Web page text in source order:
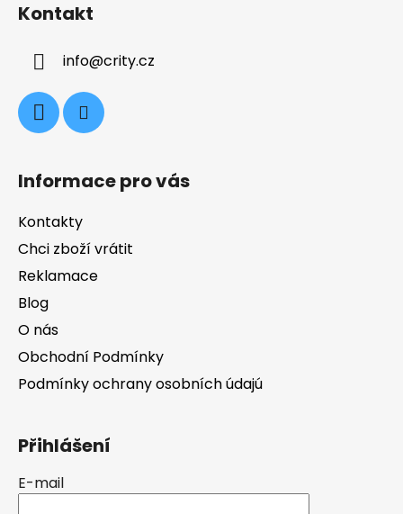
Kontakt
info@crity.cz
Informace pro vás
Kontakty
Chci zboží vrátit
Reklamace
Blog
O nás
Obchodní Podmínky
Podmínky ochrany osobních údajú
Přihlášení
E-mail